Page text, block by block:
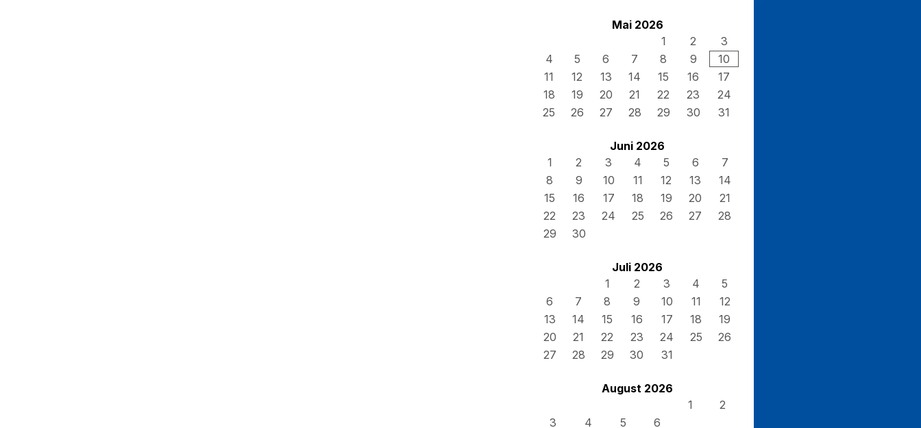
Mai 2026
1
2
3
4
5 6 7 8 9
10
11
12 13 14 15 16
17
18
19 20 21 22 23
24
25
26 27 28 29 30 31
Juni 2026
1
2 3 4 5 6
7
8
9 10 11 12 13
14
15
16 17 18 19 20
21
22
23 24 25 26 27
28
29
30
Juli 2026
1
2 3 4
5
6
7 8 9 10 11
12
13
14 15 16 17 18
19
20
21 22 23 24 25
26
27
28 29 30 31
August 2026
1
2
3
4 5 6